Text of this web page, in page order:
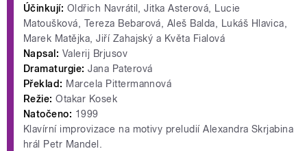
Účinkují: Oldřich Navrátil, Jitka Asterová, Lucie
Matoušková, Tereza Bebarová, Aleš Balda, Lukáš Hlavica,
Marek Matějka, Jiří Zahajský a Květa Fialová
Napsal: Valerij Brjusov
Dramaturgie: Jana Paterová
Překlad: Marcela Pittermannová
Režie: Otakar Kosek
Natočeno: 1999
Klavírní improvizace na motivy preludií Alexandra Skrjabina
hrál Petr Mandel.